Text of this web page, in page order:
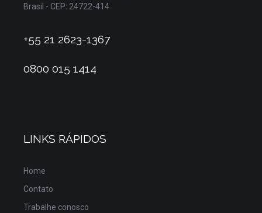
Brasil - CEP: 24722-414
+55 21 2623-1367
0800 015 1414
LINKS RÁPIDOS
Home
Contato
Trabalhe conosco